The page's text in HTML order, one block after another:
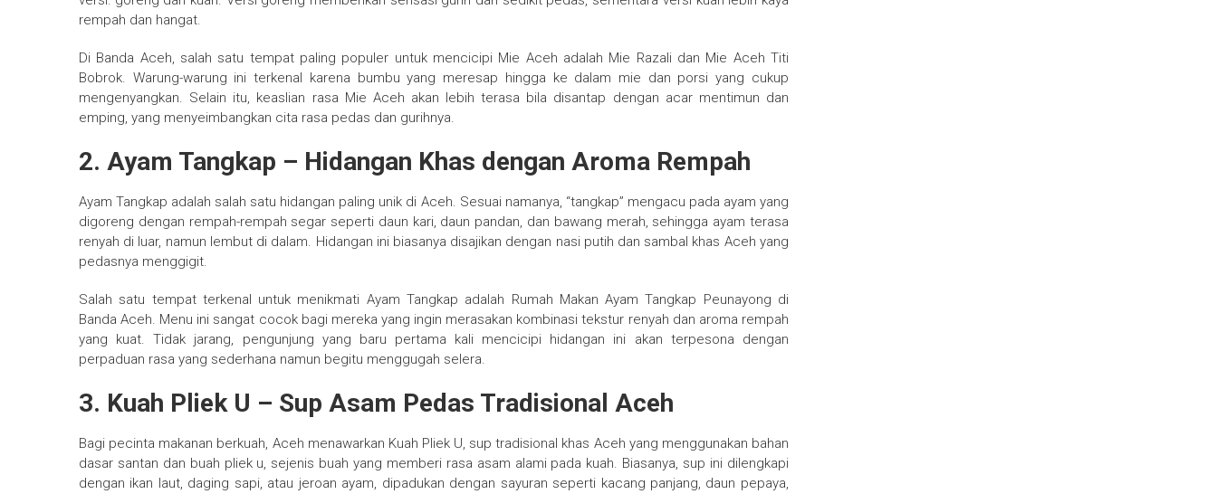
rempah dan hangat.
Di Banda Aceh, salah satu tempat paling populer untuk mencicipi Mie Aceh adalah Mie Razali dan Mie Aceh Titi
Bobrok. Warung-warung ini terkenal karena bumbu yang meresap hingga ke dalam mie dan porsi yang cukup
mengenyangkan. Selain itu, keaslian rasa Mie Aceh akan lebih terasa bila disantap dengan acar mentimun dan
emping, yang menyeimbangkan cita rasa pedas dan gurihnya.
2. Ayam Tangkap – Hidangan Khas dengan Aroma Rempah
Ayam Tangkap adalah salah satu hidangan paling unik di Aceh. Sesuai namanya, “tangkap” mengacu pada ayam yang
digoreng dengan rempah-rempah segar seperti daun kari, daun pandan, dan bawang merah, sehingga ayam terasa
renyah di luar, namun lembut di dalam. Hidangan ini biasanya disajikan dengan nasi putih dan sambal khas Aceh yang
pedasnya menggigit.
Salah satu tempat terkenal untuk menikmati Ayam Tangkap adalah Rumah Makan Ayam Tangkap Peunayong di
Banda Aceh. Menu ini sangat cocok bagi mereka yang ingin merasakan kombinasi tekstur renyah dan aroma rempah
yang kuat. Tidak jarang, pengunjung yang baru pertama kali mencicipi hidangan ini akan terpesona dengan
perpaduan rasa yang sederhana namun begitu menggugah selera.
3. Kuah Pliek U – Sup Asam Pedas Tradisional Aceh
Bagi pecinta makanan berkuah, Aceh menawarkan Kuah Pliek U, sup tradisional khas Aceh yang menggunakan bahan
dasar santan dan buah pliek u, sejenis buah yang memberi rasa asam alami pada kuah. Biasanya, sup ini dilengkapi
dengan ikan laut, daging sapi, atau jeroan ayam, dipadukan dengan sayuran seperti kacang panjang, daun pepaya,